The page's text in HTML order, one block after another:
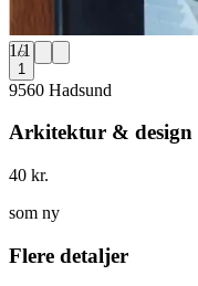
1/1
1
9560 Hadsund
Arkitektur & design
40 kr.
som ny
Flere detaljer